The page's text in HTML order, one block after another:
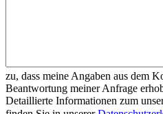
zu, dass meine Angaben aus dem
Beantwortung meiner Anfrage
Detaillierte Informationen zum